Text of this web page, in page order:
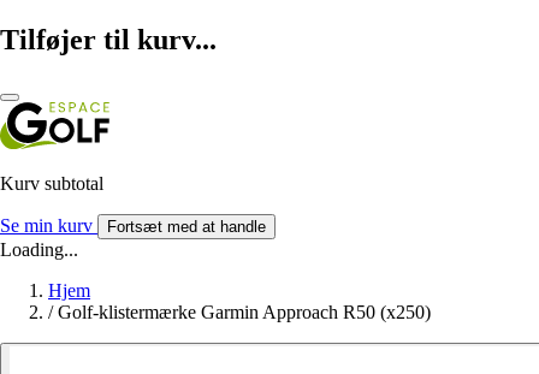
Tilføjer til kurv...
Kurv subtotal
Se min kurv Fortsæt med at handle
Loading...
Hjem
/ Golf-klistermærke Garmin Approach R50 (x250)